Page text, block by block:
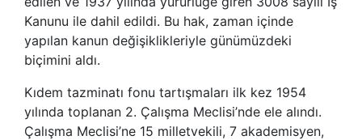
Kanunu ile dahil edildi. Bu hak, zaman içinde
yapılan kanun değişiklikleriyle günümüzdeki
biçimini aldı.
Kıdem tazminatı fonu tartışmaları ilk kez 1954
yılında toplanan 2. Çalışma Meclisi’nde ele alındı.
Çalışma Meclisi’ne 15 milletvekili, 7 akademisyen,